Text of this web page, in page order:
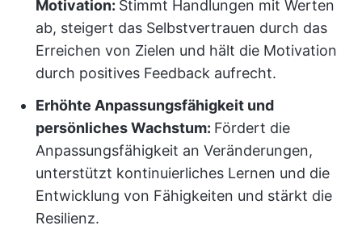
Motivation: Stimmt Handlungen mit Werten
ab, steigert das Selbstvertrauen durch das
Erreichen von Zielen und hält die Motivation
durch positives Feedback aufrecht.
Erhöhte Anpassungsfähigkeit und
persönliches Wachstum: Fördert die
Anpassungsfähigkeit an Veränderungen,
unterstützt kontinuierliches Lernen und die
Entwicklung von Fähigkeiten und stärkt die
Resilienz.